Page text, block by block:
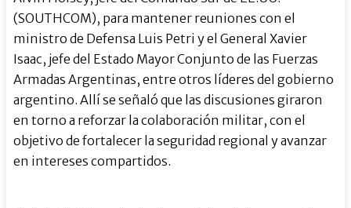
(SOUTHCOM), para mantener reuniones con el
ministro de Defensa Luis Petri y el General Xavier
Isaac, jefe del Estado Mayor Conjunto de las Fuerzas
Armadas Argentinas, entre otros líderes del gobierno
argentino. Allí se señaló que las discusiones giraron
en torno a reforzar la colaboración militar, con el
objetivo de fortalecer la seguridad regional y avanzar
en intereses compartidos.